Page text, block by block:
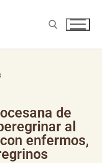
de
al
enfermos,